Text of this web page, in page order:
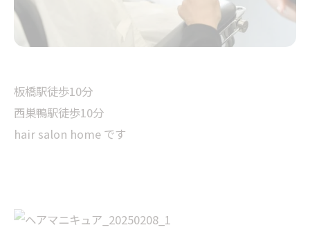
板橋駅徒歩10分
西巣鴨駅徒歩10分
hair salon home です